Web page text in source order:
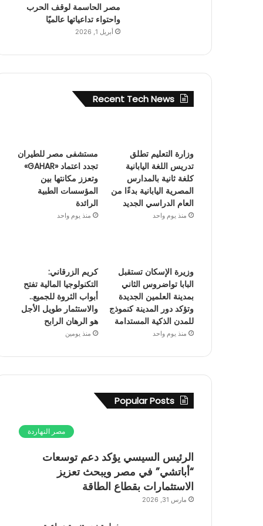
مصر الحاسمة لوقف الحرب
واحتواء تداعياتها عالميًا
أبريل 1, 2026
Recent Tech News
وزارة التعليم تطلق
تدريس اللغة اليابانية
كلغة ثانية بالمدارس
المصرية اليابانية بدءًا من
العام الدراسي الجديد
منذ يوم واحد
مستشفى مصر للطيران
تجدد اعتماد «GAHAR»
وتعزز مكانتها بين
المؤسسات الطبية
الرائدة
منذ يوم واحد
وزيرة الإسكان تستقبل
البابا تواضروس الثاني
بمدينة العلمين الجديدة
وتؤكد دور المدينة كنموذج
للمدن الذكية المستدامة
منذ يوم واحد
كريم الزرقاني:
التكنولوجيا المالية تفتح
أبواب الثروة للجميع..
والاستثمار طويل الأجل
هو الرهان الرابح
منذ يومين
Popular Posts
مصر النهاردة
الرئيس السيسي يؤكد دعم توسعات
“أباتشي” في مصر ويبحث تعزيز
الاستثمارات بقطاع الطاقة
مارس 31, 2026